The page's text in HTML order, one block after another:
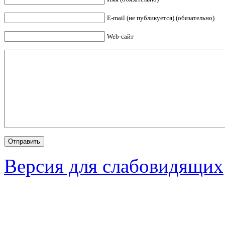
E-mail (не публикуется) (обязательно)
Web-сайт
Версия для слабовидящих